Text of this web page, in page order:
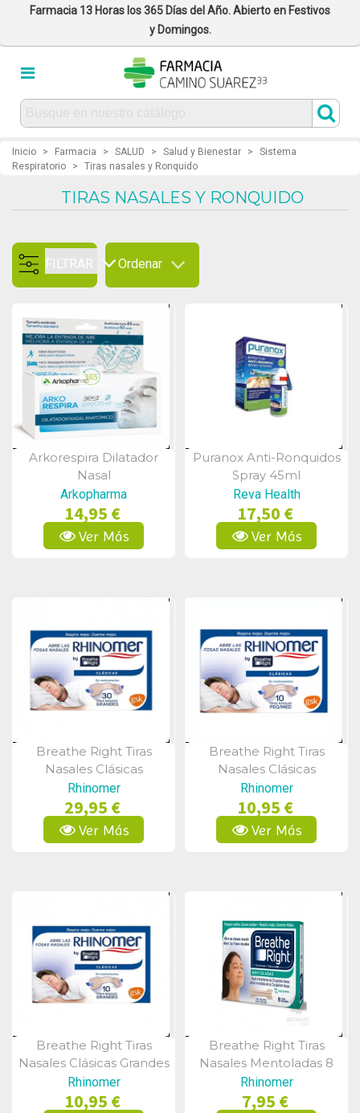
Farmacia 13 Horas los 365 Días del Año. Abierto en Festivos
y Domingos.
Inicio > Farmacia > SALUD > Salud y Bienestar >
Sistema
Respiratorio
> Tiras nasales y Ronquido
TIRAS NASALES Y RONQUIDO
FILTRAR Ordenar
Vista Rápida
Arkorespira Dilatador
Nasal
Arkopharma
14,95 €
Ver Más
Vista Rápida
Puranox Anti-Ronquidos
Spray 45ml
Reva Health
17,50 €
Ver Más
Vista Rápida
Breathe Right Tiras
Nasales Clásicas
Pequeñas/Medianas
30uds
Rhinomer
29,95 €
Ver Más
Vista Rápida
Breathe Right Tiras
Nasales Clásicas
Pequeñas/Medianas
10uds
Rhinomer
10,95 €
Ver Más
Vista Rápida
Breathe Right Tiras
Nasales Clásicas Grandes
10uds
Rhinomer
10,95 €
Vista Rápida
Breathe Right Tiras
Nasales Mentoladas 8
Uds
Rhinomer
7,95 €